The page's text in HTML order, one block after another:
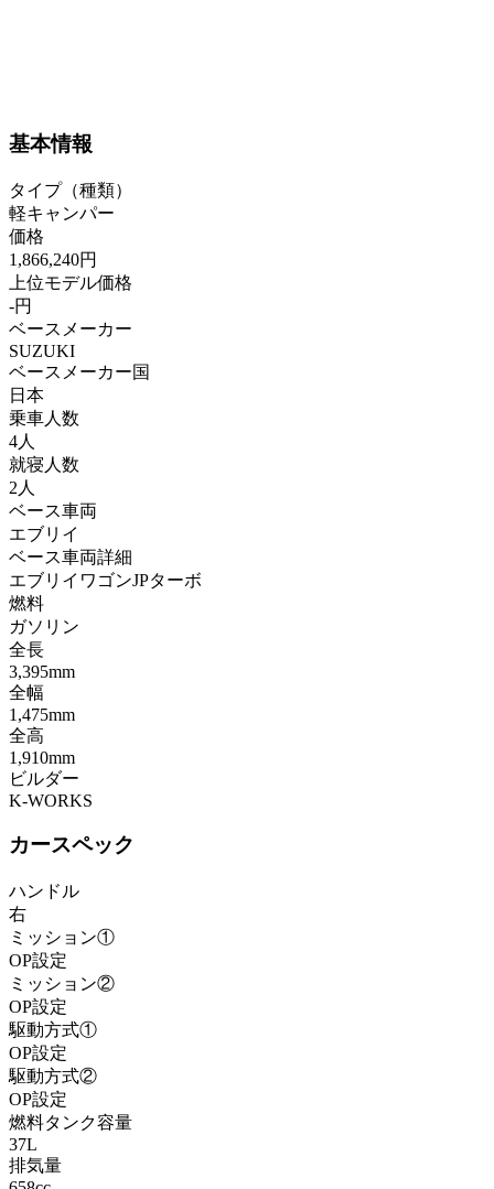
基本情報
タイプ（種類）
軽キャンパー
価格
1,866,240円
上位モデル価格
-円
ベースメーカー
SUZUKI
ベースメーカー国
日本
乗車人数
4人
就寝人数
2人
ベース車両
エブリイ
ベース車両詳細
エブリイワゴンJPターボ
燃料
ガソリン
全長
3,395mm
全幅
1,475mm
全高
1,910mm
ビルダー
K-WORKS
カースペック
ハンドル
右
ミッション①
OP設定
ミッション②
OP設定
駆動方式①
OP設定
駆動方式②
OP設定
燃料タンク容量
37L
排気量